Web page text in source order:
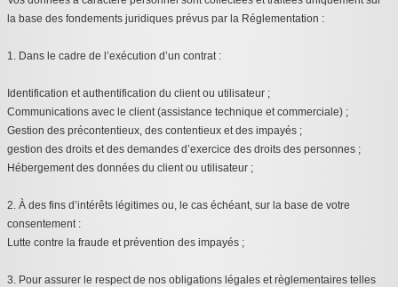
la base des fondements juridiques prévus par la Réglementation :
1. Dans le cadre de l’exécution d’un contrat :
Identification et authentification du client ou utilisateur ;
Communications avec le client (assistance technique et commerciale) ;
Gestion des précontentieux, des contentieux et des impayés ;
gestion des droits et des demandes d’exercice des droits des personnes ;
Hébergement des données du client ou utilisateur ;
2. À des fins d’intérêts légitimes ou, le cas échéant, sur la base de votre
consentement :
Lutte contre la fraude et prévention des impayés ;
3. Pour assurer le respect de nos obligations légales et règlementaires telles